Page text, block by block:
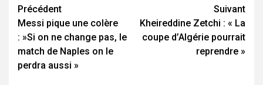
Navigation
d’article
Précédent
Messi pique une colère
: »Si on ne change pas, le
match de Naples on le
perdra aussi »
Suivant
Kheireddine Zetchi : « La
coupe d’Algérie pourrait
reprendre »